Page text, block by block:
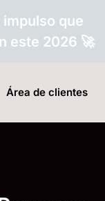
impulso que
este 2026 🚀
Área de clientes